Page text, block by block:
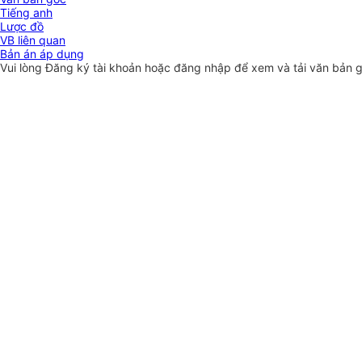
Tiếng anh
Lược đồ
VB liên quan
Bản án áp dụng
Vui lòngĐăng ký tài khoản hoặc đăng nhập để xem và tải văn bản